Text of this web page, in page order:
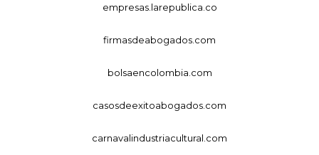
empresas.larepublica.co
firmasdeabogados.com
bolsaencolombia.com
casosdeexitoabogados.com
carnavalindustriacultural.com